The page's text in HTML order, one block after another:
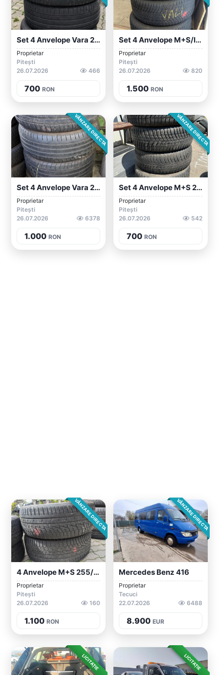
Set 4 Anvelope Vara 225/45/17 Bridgeston...
Proprietar
Pitești
26.07.2026
466
700 RON
Set 4 Anvelope M+S/iarna 275/45/20 Bridg...
Proprietar
Pitești
26.07.2026
820
1.500 RON
VÂNZARE DIRECTA
Set 4 Anvelope Vara 245/40/18 Goodyear ,...
Proprietar
Pitești
26.07.2026
6378
1.000 RON
VÂNZARE DIRECTA
Set 4 Anvelope M+S 205/55/17 Bridgestone
Proprietar
Pitești
26.07.2026
542
700 RON
VÂNZARE DIRECTA
4 Anvelope M+S 255/55/18 Hankook/Micheli...
Proprietar
Pitești
26.07.2026
160
1.100 RON
VÂNZARE DIRECTA
Mercedes Benz 416
Proprietar
Tecuci
22.07.2026
6488
8.900 EUR
LICITAȚIE LICITAȚIE